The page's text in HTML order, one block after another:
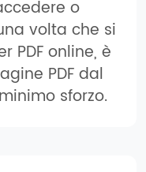
o
volta che si
PDF online, è
PDF dal
sforzo.